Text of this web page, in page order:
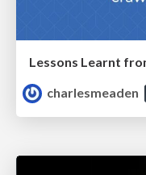
Lessons Learnt
charlesmeaden